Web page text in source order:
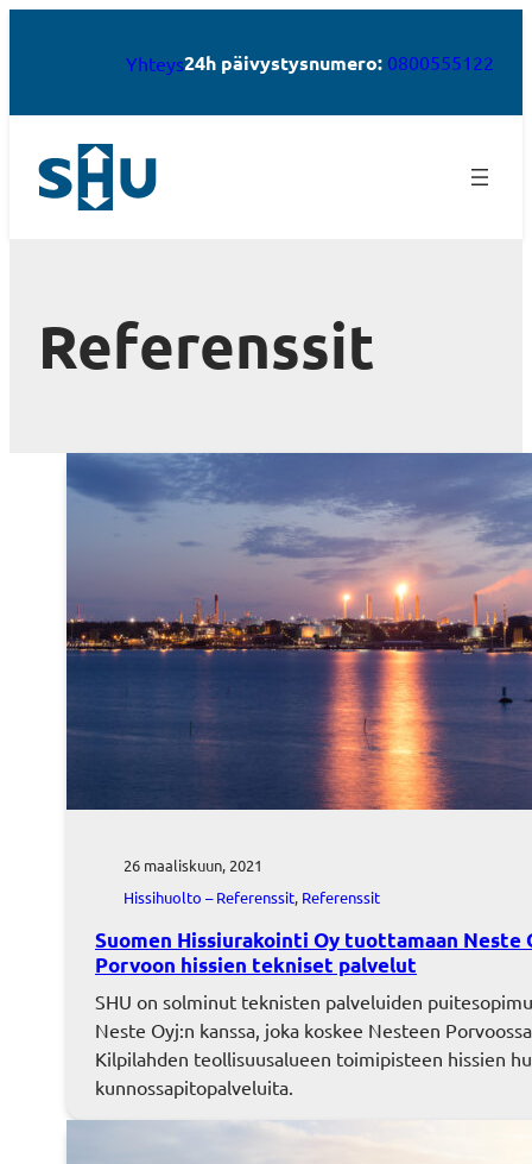
Yhteys24h päivystysnumero: 0800555122
Referenssit
26 maaliskuun, 2021
Hissihuolto – Referenssit, Referenssit
Suomen Hissiurakointi Oy tuottamaan Neste
Porvoon hissien tekniset palvelut
SHU on solminut teknisten palveluiden
Neste Oyj:n kanssa, joka koskee Nesteen
Kilpilahden teollisuusalueen toimipisteen hissien
kunnossapitopalveluita.